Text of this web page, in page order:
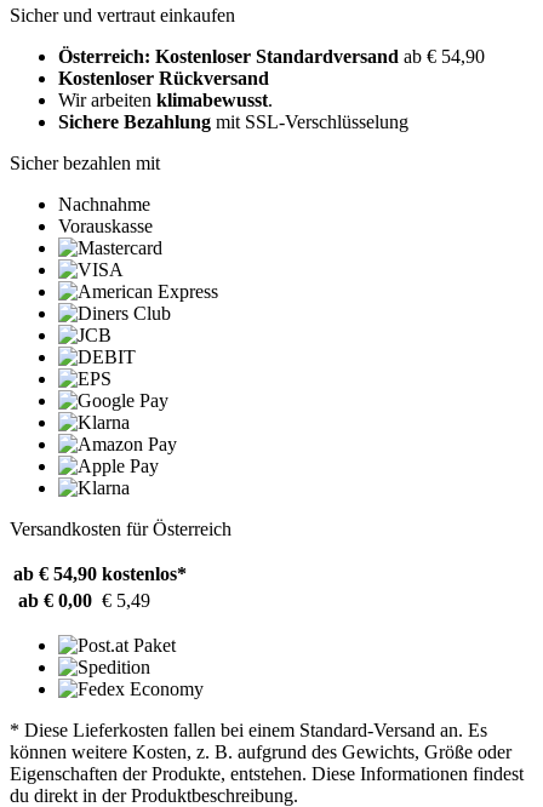
Sicher und vertraut einkaufen
Österreich: Kostenloser Standardversand ab € 54,90
Kostenloser Rückversand
Wir arbeiten klimabewusst.
Sichere Bezahlung mit SSL-Verschlüsselung
Sicher bezahlen mit
Nachnahme
Vorauskasse
Versandkosten für Österreich
ab € 54,90 kostenlos*
ab € 0,00 € 5,49
* Diese Lieferkosten fallen bei einem Standard-Versand an. Es
können weitere Kosten, z. B. aufgrund des Gewichts, Größe oder
Eigenschaften der Produkte, entstehen. Diese Informationen findest
du direkt in der Produktbeschreibung.